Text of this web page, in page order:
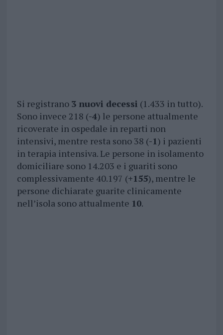
Si registrano 3 nuovi decessi (1.433 in tutto).
Sono invece 218 (-4) le persone attualmente
ricoverate in ospedale in reparti non
intensivi, mentre resta sono 38 (-1) i pazienti
in terapia intensiva. Le persone in isolamento
domiciliare sono 14.203 e i guariti sono
complessivamente 40.197 (+155), mentre le
persone dichiarate guarite clinicamente
nell’isola sono attualmente 10.